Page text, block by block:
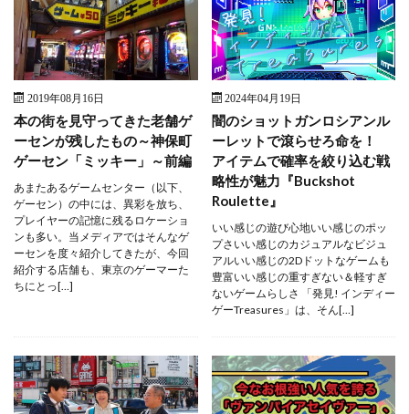
2019年08月16日
本の街を見守ってきた老舗ゲ
ーセンが残したもの～神保町
ゲーセン「ミッキー」～前編
あまたあるゲームセンター（以下、
ゲーセン）の中には、異彩を放ち、
プレイヤーの記憶に残るロケーショ
ンも多い。当メディアではそんなゲ
ーセンを度々紹介してきたが、今回
紹介する店舗も、東京のゲーマーた
ちにとっ[…]
2024年04月19日
闇のショットガンロシアンル
ーレットで滾らせろ命を！
アイテムで確率を絞り込む戦
略性が魅力『Buckshot
Roulette』
いい感じの遊び心地いい感じのポッ
プさいい感じのカジュアルなビジュ
アルいい感じの2Dドットなゲームも
豊富いい感じの重すぎない＆軽すぎ
ないゲームらしさ 「発見! インディー
ゲーTreasures」は、そん[…]